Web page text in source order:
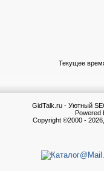
Текущее
GidTalk.ru - Уютный
Powered
Copyright ©2000 -